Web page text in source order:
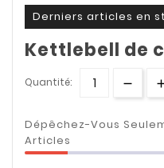
Derniers articles en
Kettlebell de
Quantité:
Dépêchez-Vous
Articles